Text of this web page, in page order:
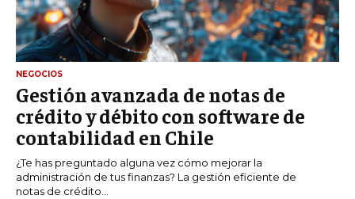
NEGOCIOS
Gestión avanzada de notas de
crédito y débito con software de
contabilidad en Chile
¿Te has preguntado alguna vez cómo mejorar la
administración de tus finanzas? La gestión eficiente de
notas de crédito...